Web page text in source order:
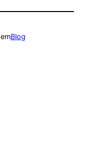
emBlog